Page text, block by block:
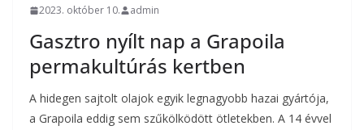
2023. október 10. admin
Gasztro nyílt nap a Grapoila
permakultúrás kertben
A hidegen sajtolt olajok egyik legnagyobb hazai gyártója,
a Grapoila eddig sem szűkölködött ötletekben. A 14 évvel